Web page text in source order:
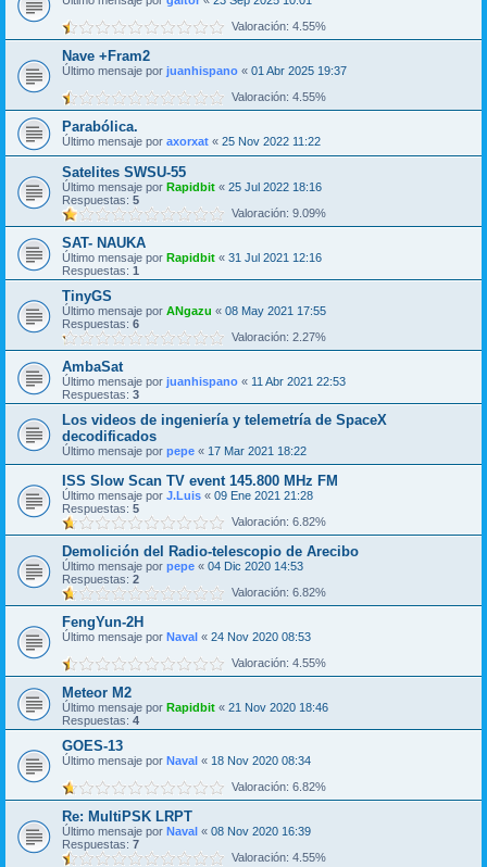
Valoración: 4.55%
Nave +Fram2
Último mensaje por juanhispano « 01 Abr 2025 19:37
Valoración: 4.55%
Parabólica.
Último mensaje por axorxat « 25 Nov 2022 11:22
Satelites SWSU-55
Último mensaje por Rapidbit « 25 Jul 2022 18:16
Respuestas: 5
Valoración: 9.09%
SAT- NAUKA
Último mensaje por Rapidbit « 31 Jul 2021 12:16
Respuestas: 1
TinyGS
Último mensaje por ANgazu « 08 May 2021 17:55
Respuestas: 6
Valoración: 2.27%
AmbaSat
Último mensaje por juanhispano « 11 Abr 2021 22:53
Respuestas: 3
Los videos de ingeniería y telemetría de SpaceX
decodificados
Último mensaje por pepe « 17 Mar 2021 18:22
ISS Slow Scan TV event 145.800 MHz FM
Último mensaje por J.Luis « 09 Ene 2021 21:28
Respuestas: 5
Valoración: 6.82%
Demolición del Radio-telescopio de Arecibo
Último mensaje por pepe « 04 Dic 2020 14:53
Respuestas: 2
Valoración: 6.82%
FengYun-2H
Último mensaje por Naval « 24 Nov 2020 08:53
Valoración: 4.55%
Meteor M2
Último mensaje por Rapidbit « 21 Nov 2020 18:46
Respuestas: 4
GOES-13
Último mensaje por Naval « 18 Nov 2020 08:34
Valoración: 6.82%
Re: MultiPSK LRPT
Último mensaje por Naval « 08 Nov 2020 16:39
Respuestas: 7
Valoración: 4.55%